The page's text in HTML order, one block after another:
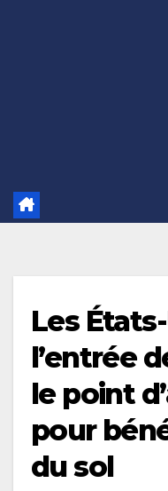
Les
l’entrée
le point
pour
du sol